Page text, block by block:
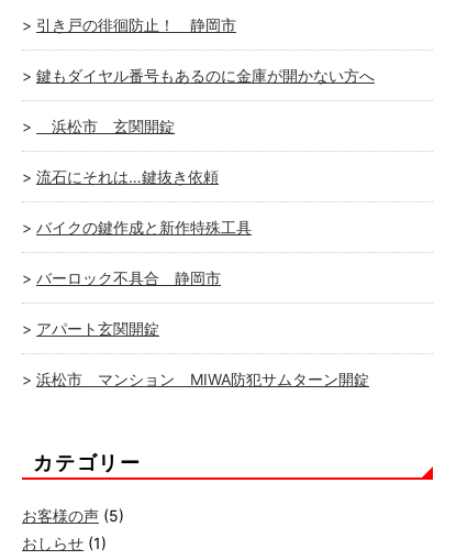
引き戸の徘徊防止！ 静岡市
鍵もダイヤル番号もあるのに金庫が開かない方へ
浜松市 玄関開錠
流石にそれは…鍵抜き依頼
バイクの鍵作成と新作特殊工具
バーロック不具合 静岡市
アパート玄関開錠
浜松市 マンション MIWA防犯サムターン開錠
カテゴリー
お客様の声 (5)
おしらせ (1)